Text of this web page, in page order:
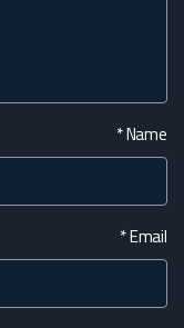
Name
*
Email
*